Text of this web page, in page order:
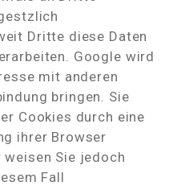
Dritte diese Daten
Google wird
mit anderen
bringen. Sie
Cookies durch eine
ihrer Browser
Sie jedoch
Fall